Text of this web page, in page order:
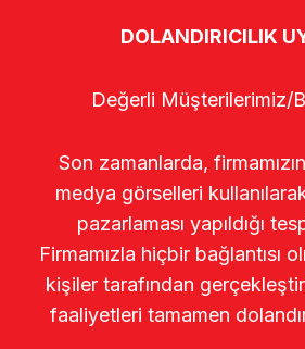
DOLANDIRICILIK
Değerli Müşterilerimiz/
Son zamanlarda,
medya görselleri
pazarlaması yapıldığı
Firmamızla hiçbir bağlantısı
kişiler tarafından
faaliyetleri tamamen